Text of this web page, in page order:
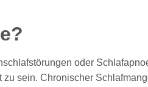
oder
sein. Chronischer